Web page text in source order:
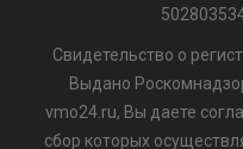
Свидетельство о
Выдано
vmo24.ru, Вы даете
сбор которых